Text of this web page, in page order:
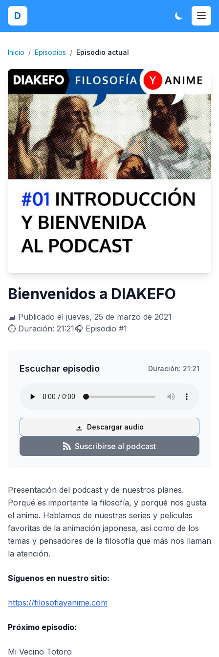
D
Inicio / Episodios / Episodio actual
Bienvenidos a DIAKEFO
📅 Publicado el jueves, 25 de marzo de 2021
⏱️ Duración: 21:21🎧 Episodio #1
Escuchar episodio Duración: 21:21
Descargar audio
Suscribirse al podcast
Presentación del podcast y de nuestros planes.
Porqué es importante la filosofía, y porqué nos gusta
el anime. Hablamos de nuestras series y películas
favoritas de la animación japonesa, así como de los
temas y pensadores de la filosofía que más nos llaman
la atención.
Síguenos en nuestro sitio:
https://filosofiayanime.com
Próximo episodio:
Mi Vecino Totoro